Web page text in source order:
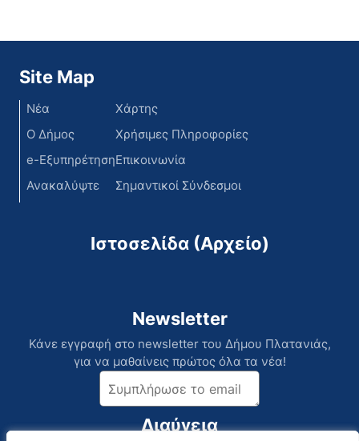
Site Map
Νέα
Ο Δήμος
e-Εξυπηρέτηση
Ανακαλύψτε
Χάρτης
Χρήσιμες Πληροφορίες
Επικοινωνία
Σημαντικοί Σύνδεσμοι
Ιστοσελίδα (Αρχείο)
Newsletter
Κάνε εγγραφή στο newsletter του Δήμου Πλατανιάς,
για να μαθαίνεις πρώτος όλα τα νέα!
Διαύγεια